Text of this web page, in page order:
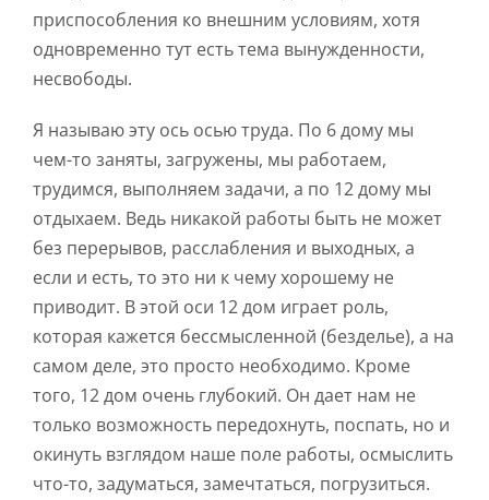
приспособления ко внешним условиям, хотя
одновременно тут есть тема вынужденности,
несвободы.
Я называю эту ось осью труда. По 6 дому мы
чем-то заняты, загружены, мы работаем,
трудимся, выполняем задачи, а по 12 дому мы
отдыхаем. Ведь никакой работы быть не может
без перерывов, расслабления и выходных, а
если и есть, то это ни к чему хорошему не
приводит. В этой оси 12 дом играет роль,
которая кажется бессмысленной (безделье), а на
самом деле, это просто необходимо. Кроме
того, 12 дом очень глубокий. Он дает нам не
только возможность передохнуть, поспать, но и
окинуть взглядом наше поле работы, осмыслить
что-то, задуматься, замечтаться, погрузиться.